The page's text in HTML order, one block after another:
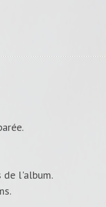
de l'album.